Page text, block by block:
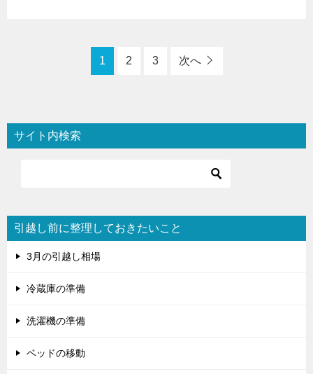
1 2 3 次へ
サイト内検索
引越し前に整理しておきたいこと
3月の引越し相場
冷蔵庫の準備
洗濯機の準備
ベッドの移動